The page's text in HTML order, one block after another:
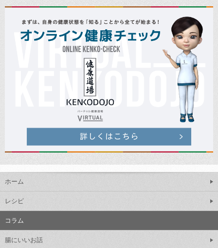
ホーム
レシピ
コラム
腸にいいお話